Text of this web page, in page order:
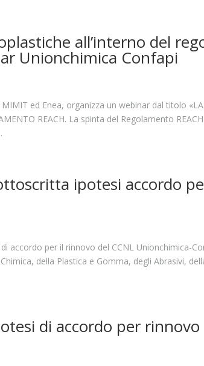
all’interno del
Unionchimica Confapi
ed Enea, organizza un webinar dal titolo «LA
REACH. La spinta del Regolamento
ipotesi accordo
accordo per il rinnovo del CCNL Unionchimica-
della Plastica e Gomma, degli Abrasivi,
di accordo per rinnovo